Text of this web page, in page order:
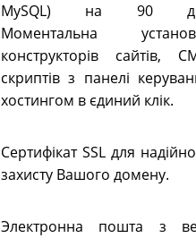
MySQL) на 90
Моментальна
конструкторів сайтів,
скриптів з панелі
хостингом в єдиний клік.
Сертифікат SSL для
захисту Вашого домену.
Электронна пошта з